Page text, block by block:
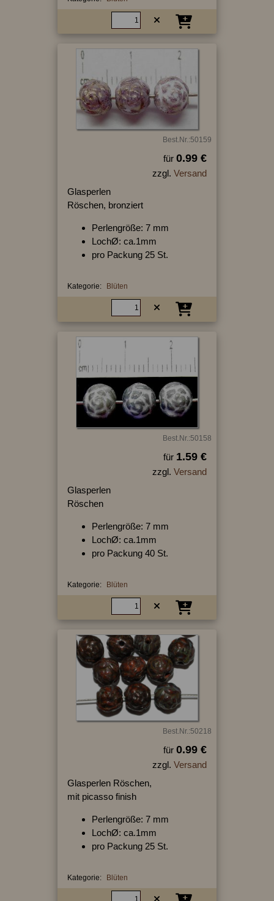
Best.Nr.:50159
für 0.99 €
zzgl. Versand
Glasperlen
Röschen, bronziert
Perlengröße: 7 mm
LochØ: ca.1mm
pro Packung 25 St.
Kategorie: Blüten
Best.Nr.:50158
für 1.59 €
zzgl. Versand
Glasperlen
Röschen
Perlengröße: 7 mm
LochØ: ca.1mm
pro Packung 40 St.
Kategorie: Blüten
Best.Nr.:50218
für 0.99 €
zzgl. Versand
Glasperlen Röschen,
mit picasso finish
Perlengröße: 7 mm
LochØ: ca.1mm
pro Packung 25 St.
Kategorie: Blüten